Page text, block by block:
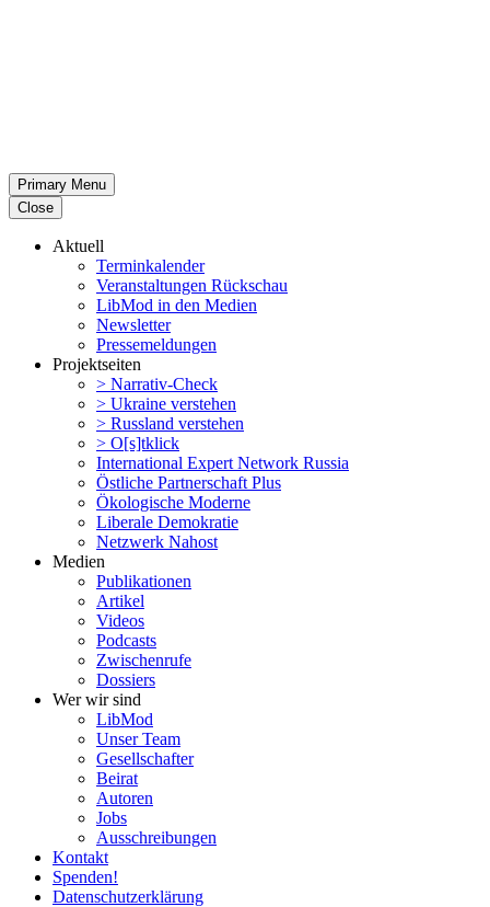
Primary Menu
Close
Aktuell
Termin­ka­lender
Veran­stal­tungen Rückschau
LibMod in den Medien
Newsletter
Presse­mel­dungen
Projekt­seiten
> Narrativ-Check
> Ukraine verstehen
> Russland verstehen
> O[s]tklick
Inter­na­tional Expert Network Russia
Östliche Partner­schaft Plus
Ökolo­gische Moderne
Liberale Demokratie
Netzwerk Nahost
Medien
Publi­ka­tionen
Artikel
Videos
Podcasts
Zwischenrufe
Dossiers
Wer wir sind
LibMod
Unser Team
Gesell­schafter
Beirat
Autoren
Jobs
Ausschrei­bungen
Kontakt
Spenden!
Daten­schutz­er­klärung